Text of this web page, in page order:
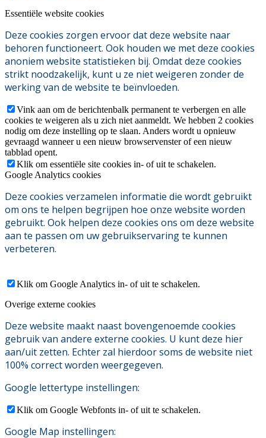
Essentiële website cookies
Deze cookies zorgen ervoor dat deze website naar
behoren functioneert. Ook houden we met deze cookies
anoniem website statistieken bij. Omdat deze cookies
strikt noodzakelijk, kunt u ze niet weigeren zonder de
werking van de website te beïnvloeden.
Vink aan om de berichtenbalk permanent te verbergen en alle
cookies te weigeren als u zich niet aanmeldt. We hebben 2 cookies
nodig om deze instelling op te slaan. Anders wordt u opnieuw
gevraagd wanneer u een nieuw browservenster of een nieuw
tabblad opent.
Klik om essentiële site cookies in- of uit te schakelen.
Google Analytics cookies
Deze cookies verzamelen informatie die wordt gebruikt
om ons te helpen begrijpen hoe onze website worden
gebruikt. Ook helpen deze cookies ons om deze website
aan te passen om uw gebruikservaring te kunnen
verbeteren.
Klik om Google Analytics in- of uit te schakelen.
Overige externe cookies
Deze website maakt naast bovengenoemde cookies
gebruik van andere externe cookies. U kunt deze hier
aan/uit zetten. Echter zal hierdoor soms de website niet
100% correct worden weergegeven.
Google lettertype instellingen:
Klik om Google Webfonts in- of uit te schakelen.
Google Map instellingen: